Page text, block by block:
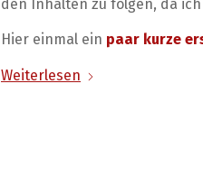
den Inhalten zu folgen, da
Hier einmal ein paar kurze
Weiterlesen